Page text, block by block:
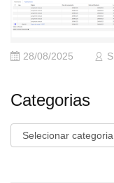
28/08/2025
Categorias
Categorias